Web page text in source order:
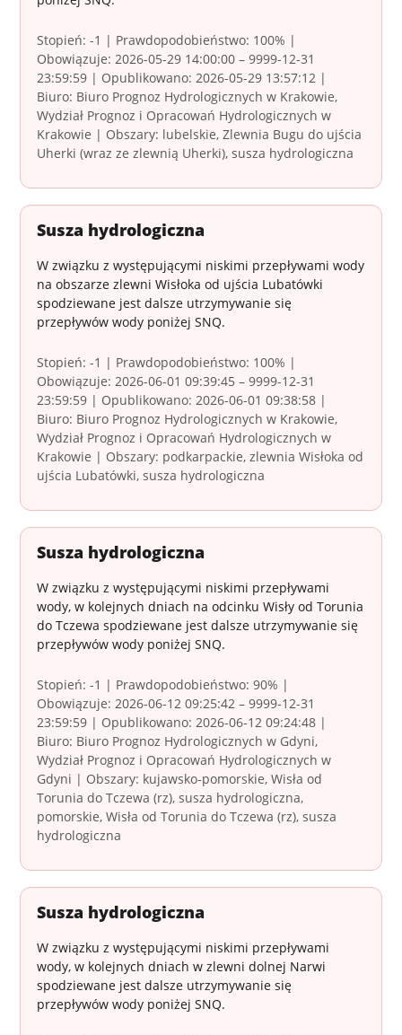
Stopień: -1 | Prawdopodobieństwo: 100% |
Obowiązuje: 2026-05-29 14:00:00 – 9999-12-31
23:59:59 | Opublikowano: 2026-05-29 13:57:12 |
Biuro: Biuro Prognoz Hydrologicznych w Krakowie,
Wydział Prognoz i Opracowań Hydrologicznych w
Krakowie | Obszary: lubelskie, Zlewnia Bugu do ujścia
Uherki (wraz ze zlewnią Uherki), susza hydrologiczna
Susza hydrologiczna
W związku z występującymi niskimi przepływami wody
na obszarze zlewni Wisłoka od ujścia Lubatówki
spodziewane jest dalsze utrzymywanie się
przepływów wody poniżej SNQ.
Stopień: -1 | Prawdopodobieństwo: 100% |
Obowiązuje: 2026-06-01 09:39:45 – 9999-12-31
23:59:59 | Opublikowano: 2026-06-01 09:38:58 |
Biuro: Biuro Prognoz Hydrologicznych w Krakowie,
Wydział Prognoz i Opracowań Hydrologicznych w
Krakowie | Obszary: podkarpackie, zlewnia Wisłoka od
ujścia Lubatówki, susza hydrologiczna
Susza hydrologiczna
W związku z występującymi niskimi przepływami
wody, w kolejnych dniach na odcinku Wisły od Torunia
do Tczewa spodziewane jest dalsze utrzymywanie się
przepływów wody poniżej SNQ.
Stopień: -1 | Prawdopodobieństwo: 90% |
Obowiązuje: 2026-06-12 09:25:42 – 9999-12-31
23:59:59 | Opublikowano: 2026-06-12 09:24:48 |
Biuro: Biuro Prognoz Hydrologicznych w Gdyni,
Wydział Prognoz i Opracowań Hydrologicznych w
Gdyni | Obszary: kujawsko-pomorskie, Wisła od
Torunia do Tczewa (rz), susza hydrologiczna,
pomorskie, Wisła od Torunia do Tczewa (rz), susza
hydrologiczna
Susza hydrologiczna
W związku z występującymi niskimi przepływami
wody, w kolejnych dniach w zlewni dolnej Narwi
spodziewane jest dalsze utrzymywanie się
przepływów wody poniżej SNQ.